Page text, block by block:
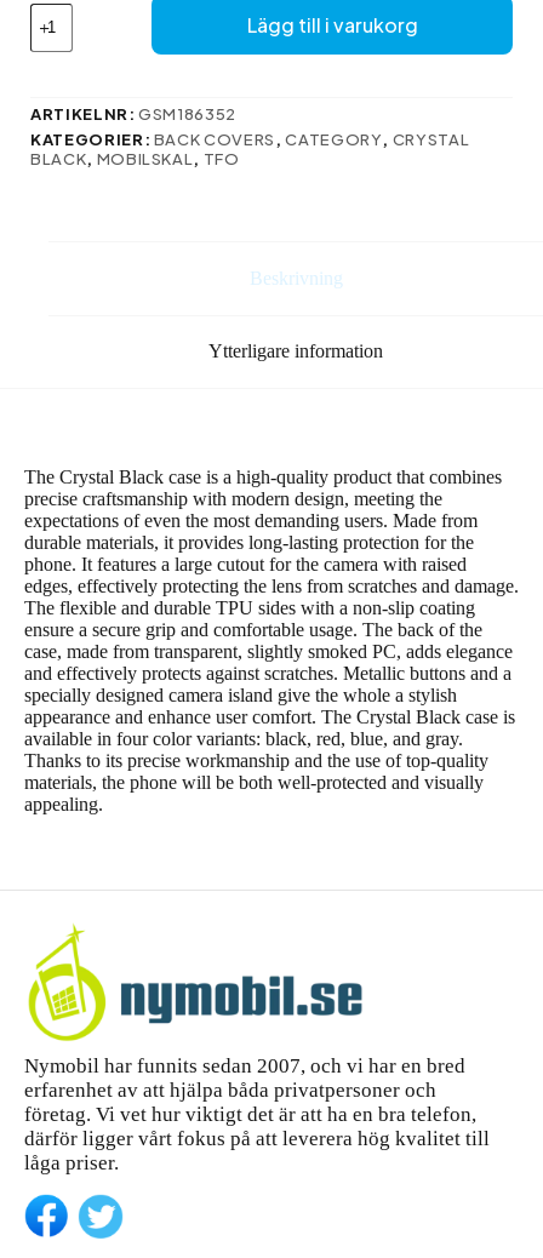
Kristallsvart
fodral
för
13
14
Lägg till i varukorg
ARTIKELNR:GSM186352
KATEGORIER: BACK COVERS ,CATEGORY, CRYSTAL
BLACK, MOBILSKAL , TFO
Beskrivning
Ytterligare information
The Crystal Black case is a high-quality product that combines
precise craftsmanship with modern design, meeting the
expectations of even the most demanding users. Made from
durable materials, it provides long-lasting protection for the
phone. It features a large cutout for the camera with raised
edges, effectively protecting the lens from scratches and damage.
The flexible and durable TPU sides with a non-slip coating
ensure a secure grip and comfortable usage. The back of the
case, made from transparent, slightly smoked PC, adds elegance
and effectively protects against scratches. Metallic buttons and a
specially designed camera island give the whole a stylish
appearance and enhance user comfort. The Crystal Black case is
available in four color variants: black, red, blue, and gray.
Thanks to its precise workmanship and the use of top-quality
materials, the phone will be both well-protected and visually
appealing.
Nymobil har funnits sedan 2007, och vi har en bred
erfarenhet av att hjälpa båda privatpersoner och
företag. Vi vet hur viktigt det är att ha en bra telefon,
därför ligger vårt fokus på att leverera hög kvalitet till
låga priser.